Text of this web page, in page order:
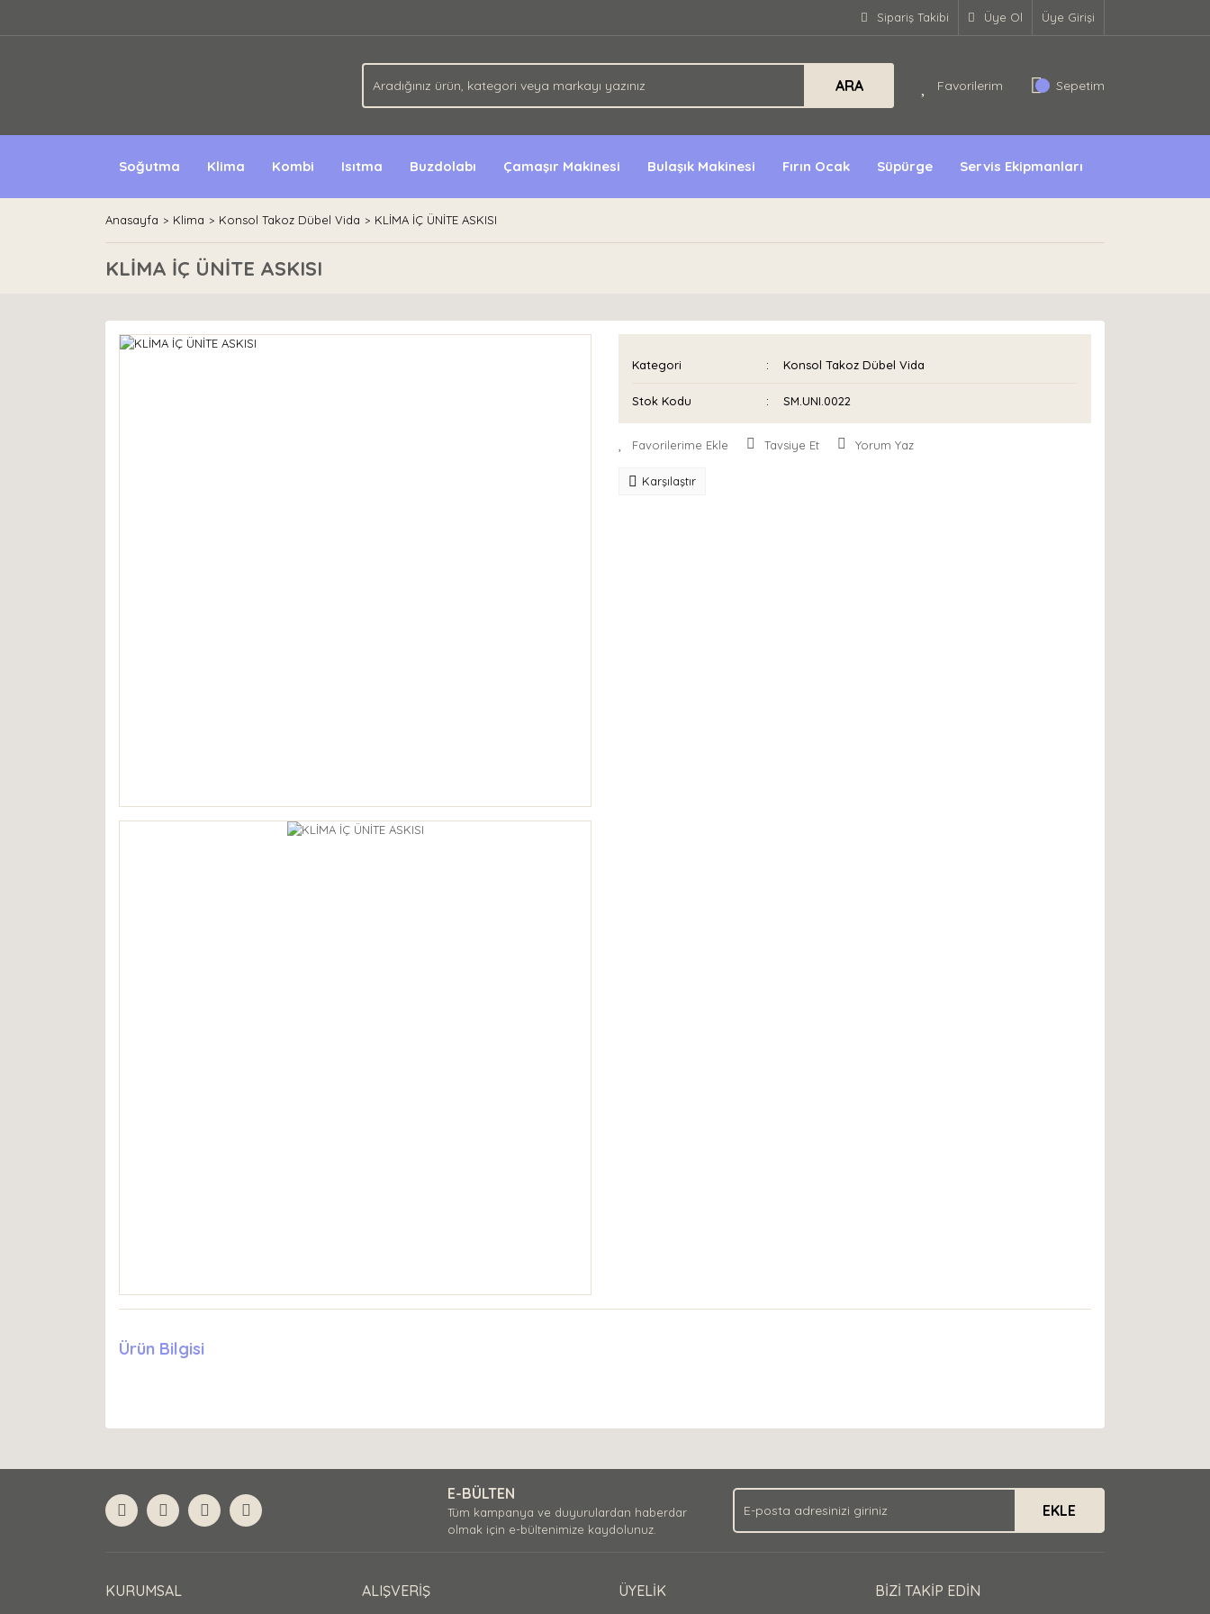
Sipariş Takibi Üye Ol Üye Girişi
ARA Favorilerim Sepetim
Soğutma Klima Kombi Isıtma Buzdolabı Çamaşır Makinesi Bulaşık Makinesi Fırın Ocak Süpürge Servis Ekipmanları
Anasayfa Klima Konsol Takoz Dübel Vida KLİMA İÇ ÜNİTE ASKISI
KLİMA İÇ ÜNİTE ASKISI
Kategori Konsol Takoz Dübel Vida
Stok Kodu SM.UNI.0022
Tavsiye Et Yorum Yaz
Karşılaştır
Ürün Bilgisi
E-BÜLTEN
Tüm kampanya ve duyurulardan haberdar
olmak için e-bültenimize kaydolunuz.
EKLE
KURUMSAL ALIŞVERİŞ ÜYELİK BİZİ TAKİP EDİN